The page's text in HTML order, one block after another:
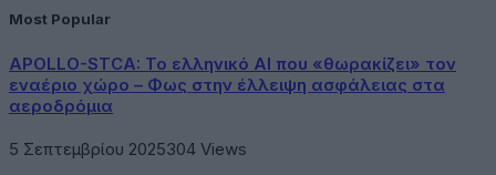
Most Popular
APOLLO-STCA: Το ελληνικό AI που «θωρακίζει» τον
εναέριο χώρο – Φως στην έλλειψη ασφάλειας στα
αεροδρόμια
5 Σεπτεμβρίου 2025304 Views